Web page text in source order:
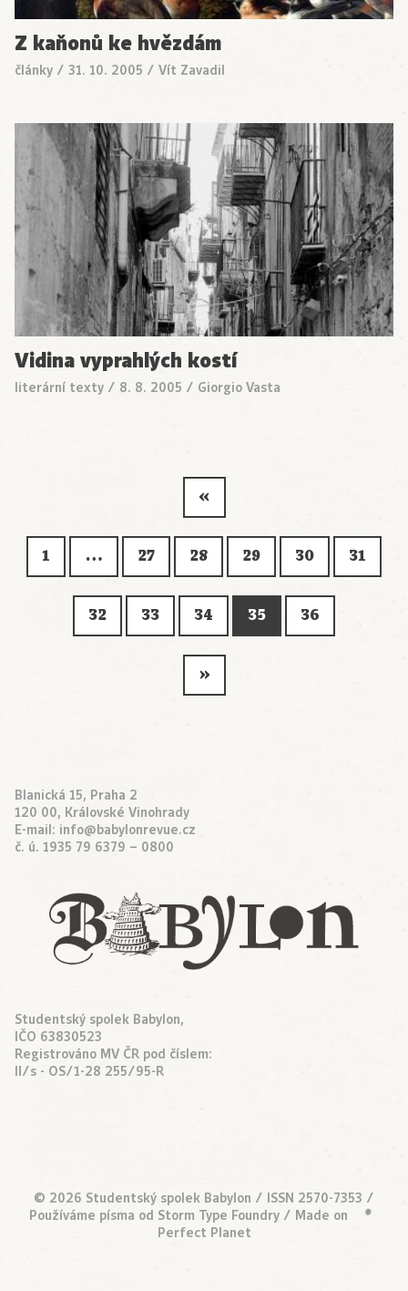
Z kaňonů ke hvězdám
články / 31. 10. 2005 / Vít Zavadil
Vidina vyprahlých kostí
literární texty / 8. 8. 2005 / Giorgio Vasta
«
1 … 27 28 29 30 31
32 33 34 35 36
»
Blanická 15, Praha 2
120 00, Královské Vinohrady
E-mail: info@babylonrevue.cz
č. ú. 1935 79 6379 – 0800
Studentský spolek Babylon,
IČO 63830523
Registrováno MV ČR pod číslem:
II/s - OS/1-28 255/95-R
© 2026 Studentský spolek Babylon / ISSN 2570-7353 /
Používáme písma od Storm Type Foundry / Made on
Perfect Planet